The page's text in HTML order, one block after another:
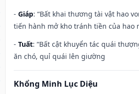
- Giáp: “Bất khai thương tài vật hao
tiến hành mở kho tránh tiền của hao
- Tuất: “Bất cật khuyển tác quái
ăn chó, quỉ quái lên giường
Khổng Minh Lục Diệu